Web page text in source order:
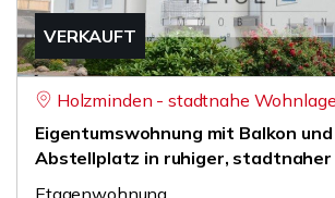
VERKAUFT
Holzminden - stadtnahe Wohnlage
Eigentumswohnung mit Balkon und
Abstellplatz in ruhiger, stadtnaher